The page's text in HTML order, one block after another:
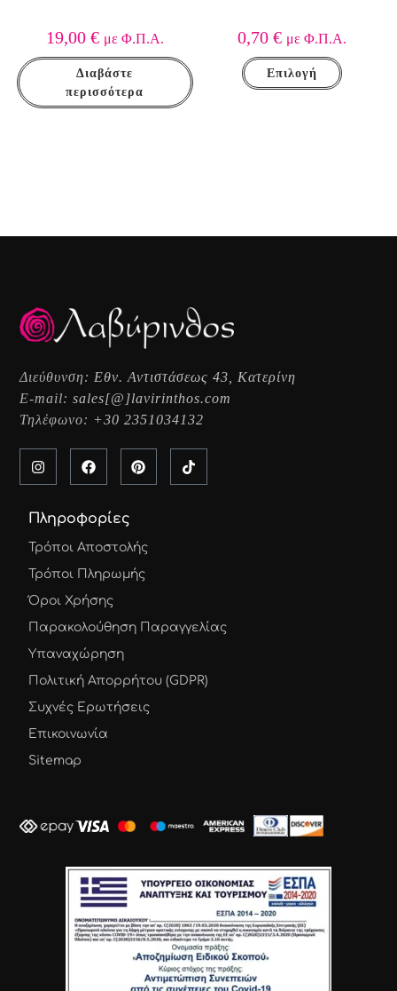
19,00 € με Φ.Π.Α.
Διαβάστε
περισσότερα
0,70€ με Φ.Π.Α.
Επιλογή
Διεύθυνση: Εθν. Αντιστάσεως 43, Κατερίνη
E-mail:sales[@]lavirinthos.com
Τηλέφωνο: +30 2351034132
Πληροφορίες
Τρόποι Αποστολής
Τρόποι Πληρωμής
Όροι Χρήσης
Παρακολούθηση Παραγγελίας
Υπαναχώρηση
Πολιτική Απορρήτου (GDPR)
Συχνές Ερωτήσεις
Επικοινωνία
Sitemap